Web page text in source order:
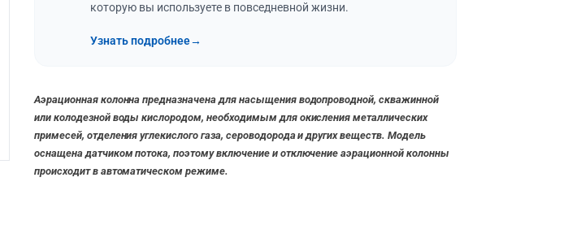
которую вы используете в повседневной жизни.
Узнать подробнее→
Аэрационная колонна предназначена для насыщения водопроводной, скважинной
или колодезной воды кислородом, необходимым для окисления металлических
примесей, отделения углекислого газа, сероводорода и других веществ. Модель
оснащена датчиком потока, поэтому включение и отключение аэрационной колонны
происходит в автоматическом режиме.